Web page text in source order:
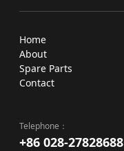
Telephone：
+86 028-27828688
Home
About
Spare Parts
Contact